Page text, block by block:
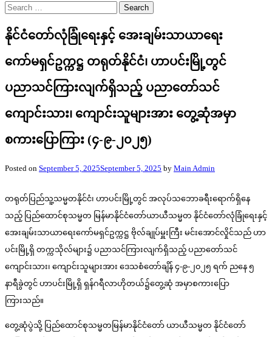
Search
for:
နိုင်ငံတော်လုံခြုံရေးနှင့် အေးချမ်းသာယာရေး
ကော်မရှင်ဥက္ကဋ္ဌ တရုတ်နိုင်ငံ၊ ဟာပင်းမြို့တွင်
ပညာသင်ကြားလျက်ရှိသည့် ပညာတော်သင်
ကျောင်းသား၊ ကျောင်းသူများအား တွေ့ဆုံအမှာ
စကားပြောကြား (၄-၉-၂၀၂၅)
Posted on September 5, 2025September 5, 2025 by Main Admin
တရုတ်ပြည်သူ့သမ္မတနိုင်ငံ၊ ဟာပင်းမြို့တွင် အလုပ်သဘောခရီးရောက်ရှိနေ
သည့် ပြည်ထောင်စုသမ္မတ မြန်မာနိုင်ငံတော်ယာယီသမ္မတ နိုင်ငံတော်လုံခြုံရေးနှင့်
အေးချမ်းသာယာရေးကော်မရှင်ဥက္ကဋ္ဌ ဗိုလ်ချုပ်မှူးကြီး မင်းအောင်လှိုင်သည် ဟာ
ပင်းမြို့ရှိ တက္ကသိုလ်များ၌ ပညာသင်ကြားလျက်ရှိသည့် ပညာတော်သင်
ကျောင်းသား၊ ကျောင်းသူများအား ဒေသစံတော်ချိန် ၄-၉-၂၀၂၅ ရက် ညနေ ၅
နာရီခွဲတွင် ဟာပင်းမြို့ရှိ ရှန်ဂရီလာဟိုတယ်၌တွေ့ဆုံ အမှာစကားပြော
ကြားသည်။
တွေ့ဆုံပွဲသို့ ပြည်ထောင်စုသမ္မတမြန်မာနိုင်ငံတော် ယာယီသမ္မတ နိုင်ငံတော်